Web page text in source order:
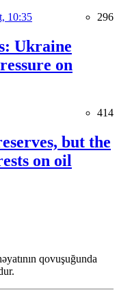
10:35 296
Ukraine
on
414
but the
on oil
qovuşuğunda